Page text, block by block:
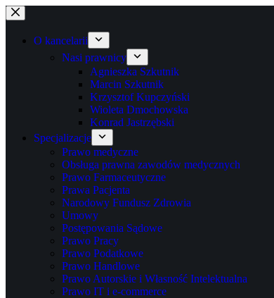
Przejdź
do
O kancelarii
Nasi prawnicy
Agnieszka Szkutnik
Marcin Szkutnik
Krzysztof Kupczyński
Wioleta Dmochowska
Konrad Jastrzębski
Specjalizacje
Prawo medyczne
Obsługa prawna zawodów medycznych
Prawo Farmaceutyczne
Prawa Pacjenta
Narodowy Fundusz Zdrowia
Umowy
Postępowania Sądowe
Prawo Pracy
Prawo Podatkowe
Prawo Handlowe
Prawo Autorskie i Własność Intelektualna
Prawo IT i e-commerce